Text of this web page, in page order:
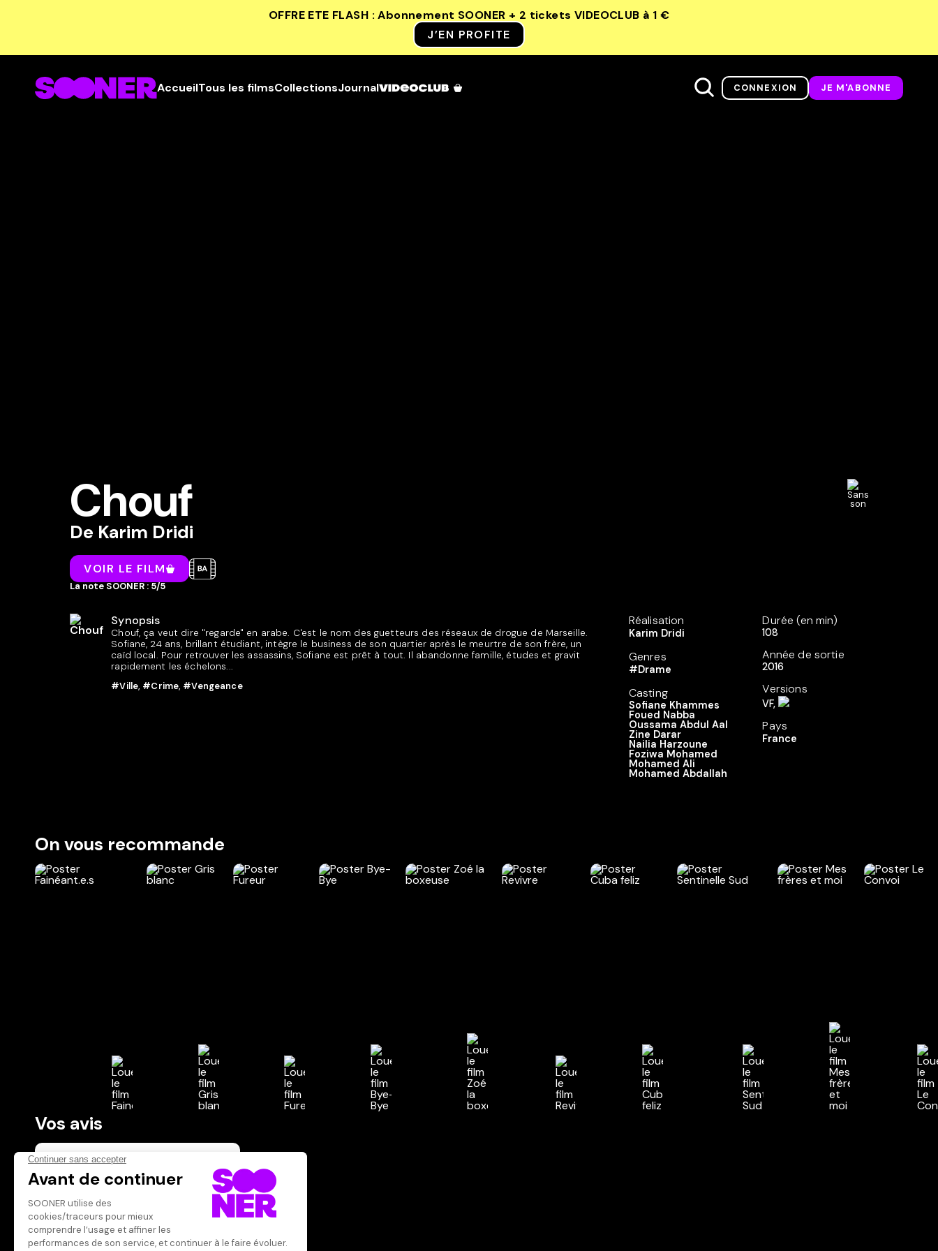
OFFRE ETE FLASH : Abonnement SOONER + 2 tickets VIDEOCLUB à 1 €
J’EN PROFITE
AccueilTous les filmsCollectionsJournal CONNEXION JE M'ABONNE
Chouf
De Karim Dridi
VOIR LE FILM
La note SOONER : 5/5
Synopsis
Chouf, ça veut dire "regarde" en arabe. C'est le nom des guetteurs des réseaux de drogue de Marseille.
Sofiane, 24 ans, brillant étudiant, intègre le business de son quartier après le meurtre de son frère, un
caïd local. Pour retrouver les assassins, Sofiane est prêt à tout. Il abandonne famille, études et gravit
rapidement les échelons...
#Ville, #Crime, #Vengeance
Réalisation
Karim Dridi
Genres
#Drame
Casting
Sofiane Khammes
Foued Nabba
Oussama Abdul Aal
Zine Darar
Nailia Harzoune
Foziwa Mohamed
Mohamed Ali
Mohamed Abdallah
Durée (en min)
108
Année de sortie
2016
Versions
VF,
Pays
France
On vous recommande
Vos avis
Donnez votre avis
Votre note
Votre commentaire
Il faut vous connecter pour
publier un avis